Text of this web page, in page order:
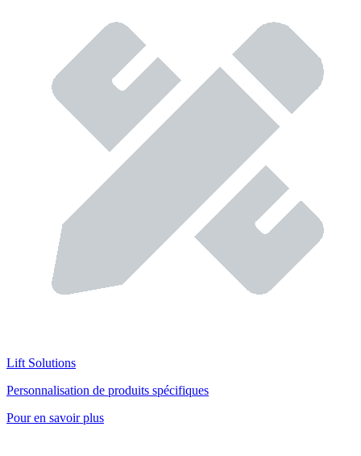
Lift Solutions
Personnalisation de produits spécifiques
Pour en savoir plus